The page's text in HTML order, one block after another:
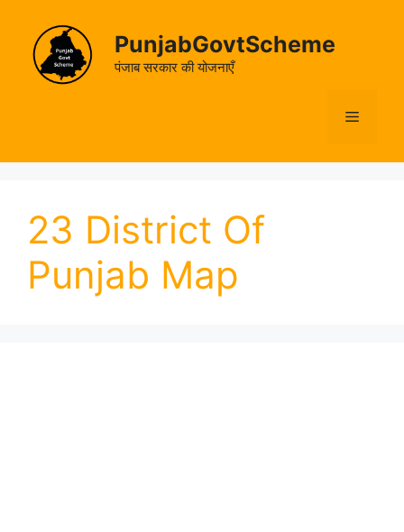
content
PunjabGovtScheme
पंजाब सरकार की योजनाएँ
Menu
23 District Of
Punjab Map